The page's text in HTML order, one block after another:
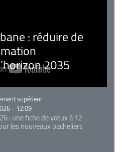
: réduire de
2035
supérieur
- 12:09
: une fiche de vœux à 12
les nouveaux bacheliers